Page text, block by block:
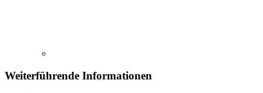
Weiterführende Informationen